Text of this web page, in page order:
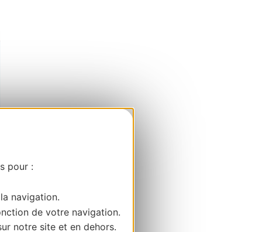
pour :
navigation.
de votre navigation.
notre site et en dehors.